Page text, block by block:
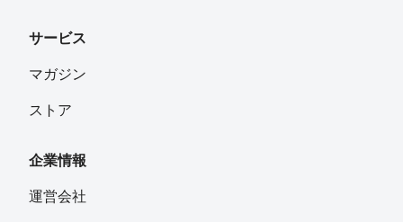
サービス
マガジン
ストア
企業情報
運営会社